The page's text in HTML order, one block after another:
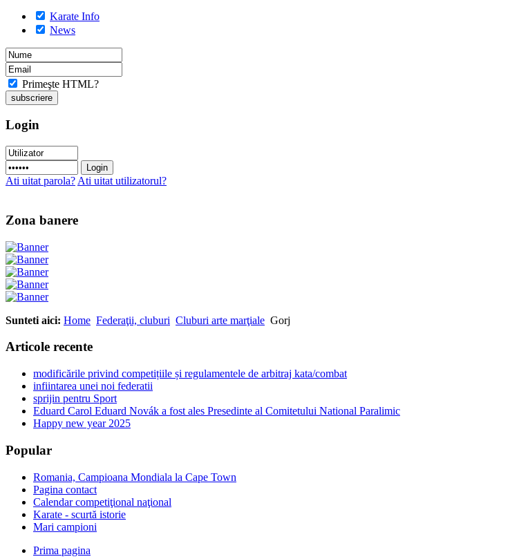
Karate Info
News
Primeşte HTML?
Login
Ati uitat parola? Ati uitat utilizatorul?
Zona banere
Sunteti aici: Home Federaţii, cluburi Cluburi arte marţiale Gorj
Articole recente
modificările privind competițiile și regulamentele de arbitraj kata/combat
infiintarea unei noi federatii
sprijin pentru Sport
Eduard Carol Eduard Novák a fost ales Presedinte al Comitetului National Paralimic
Happy new year 2025
Popular
Romania, Campioana Mondiala la Cape Town
Pagina contact
Calendar competiţional naţional
Karate - scurtă istorie
Mari campioni
Prima pagina